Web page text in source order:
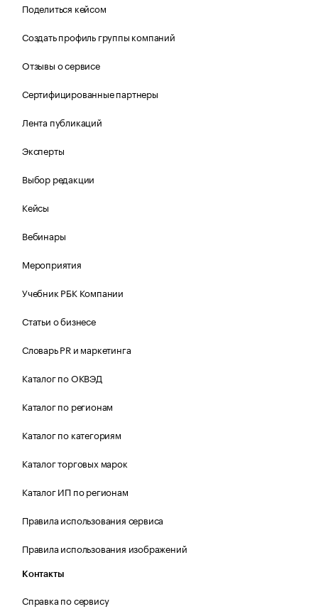
Поделиться кейсом
Создать профиль группы компаний
Отзывы о сервисе
Сертифицированные партнеры
Лента публикаций
Эксперты
Выбор редакции
Кейсы
Вебинары
Мероприятия
Учебник РБК Компании
Статьи о бизнесе
Словарь PR и маркетинга
Каталог по ОКВЭД
Каталог по регионам
Каталог по категориям
Каталог торговых марок
Каталог ИП по регионам
Правила использования сервиса
Правила использования изображений
Контакты
Справка по сервису